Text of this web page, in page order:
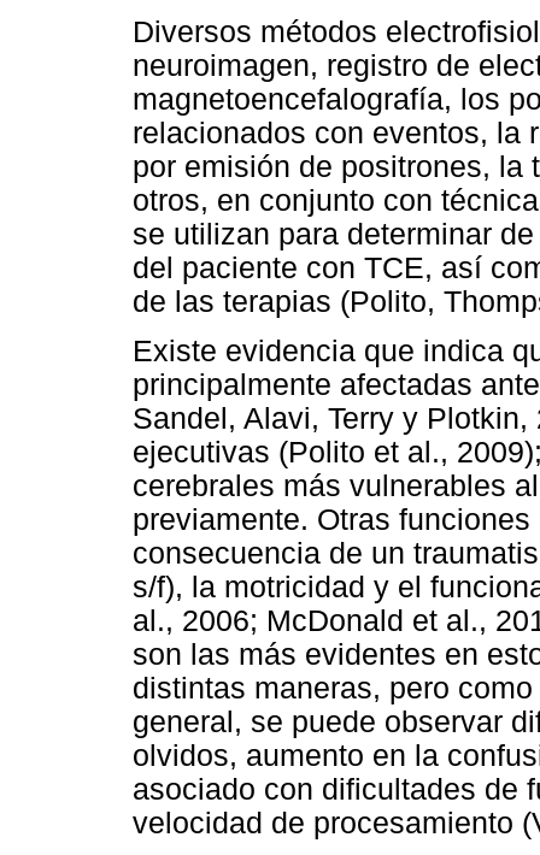
Diversos métodos
neuroimagen, registro de
magnetoencefalografía, los
relacionados con eventos, la
por emisión de positrones, la
otros, en conjunto con
se utilizan para determinar
del paciente con TCE, así
de las terapias (Polito,
Existe evidencia que indica
principalmente afectadas
Sandel, Alavi, Terry y
ejecutivas (Polito et al.,
cerebrales más vulnerables
previamente. Otras
consecuencia de un
s/f), la motricidad y el
al., 2006; McDonald et al.,
son las más evidentes en
distintas maneras, pero
general, se puede observar
olvidos, aumento en la
asociado con dificultades de
velocidad de procesamiento